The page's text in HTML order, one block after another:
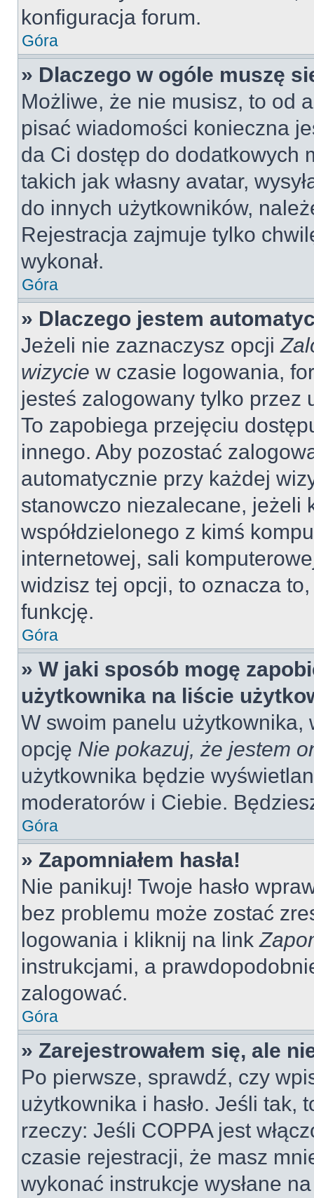
konfiguracja forum.
Góra
» Dlaczego w ogóle muszę
Możliwe, że nie musisz, to od
pisać wiadomości konieczna
da Ci dostęp do dodatkowych
takich jak własny avatar,
do innych użytkowników,
Rejestracja zajmuje tylko
wykonał.
Góra
» Dlaczego jestem
Jeżeli nie zaznaczysz opcji
wizycie w czasie logowania,
jesteś zalogowany tylko przez
To zapobiega przejęciu
innego. Aby pozostać
automatycznie przy każdej
stanowczo niezalecane, jeżeli
współdzielonego z kimś
internetowej, sali
widzisz tej opcji, to oznacza
funkcję.
Góra
» W jaki sposób mogę
użytkownika na liście
W swoim panelu użytkownika,
opcję Nie pokazuj, że jestem
użytkownika będzie
moderatorów i Ciebie.
Góra
» Zapomniałem hasła!
Nie panikuj! Twoje hasło
bez problemu może zostać
logowania i kliknij na link
instrukcjami, a
zalogować.
Góra
» Zarejestrowałem się, ale
Po pierwsze, sprawdź, czy
użytkownika i hasło. Jeśli tak,
rzeczy: Jeśli COPPA jest
czasie rejestracji, że masz
wykonać instrukcje wysłane